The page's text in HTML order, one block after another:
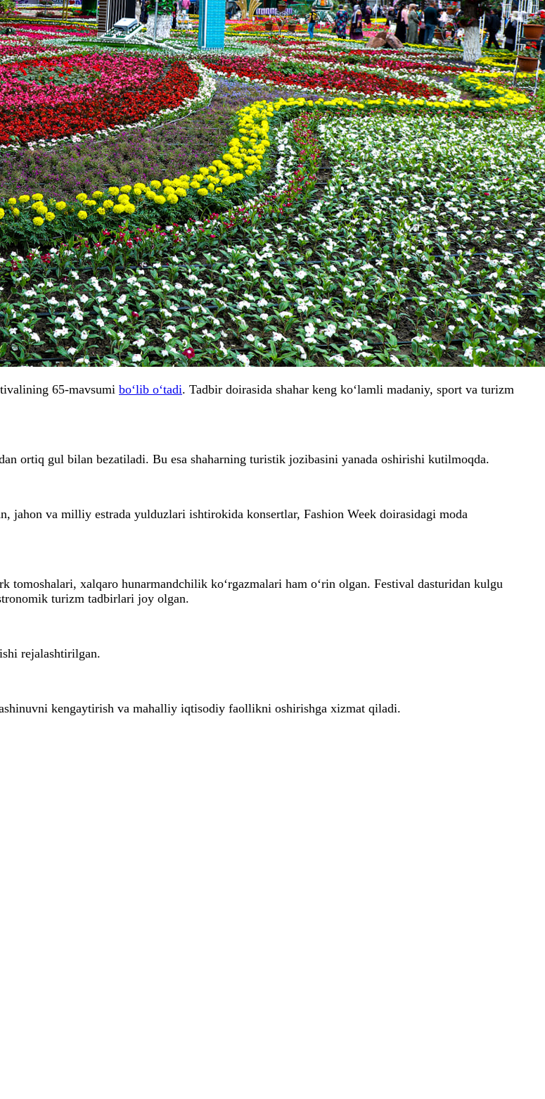
65-mavsumi bo‘lib o‘tadi. Tadbir doirasida shahar keng ko‘lamli madaniy, sport va turizm
ortiq gul bilan bezatiladi. Bu esa shaharning turistik jozibasini yanada oshirishi kutilmoqda.
jahon va milliy estrada yulduzlari ishtirokida konsertlar, Fashion Week doirasidagi moda
xalqaro hunarmandchilik ko‘rgazmalari ham o‘rin olgan. Festival dasturidan kulgu
turizm tadbirlari joy olgan.
rejalashtirilgan.
kengaytirish va mahalliy iqtisodiy faollikni oshirishga xizmat qiladi.